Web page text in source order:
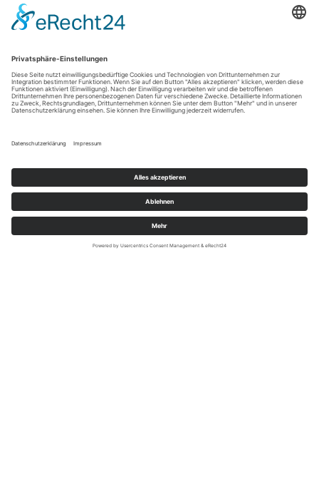
660 611 17
Hütte:
51
info@duenhofenhuette.at
650 33 63
63 1
Hütte:
Anfrage